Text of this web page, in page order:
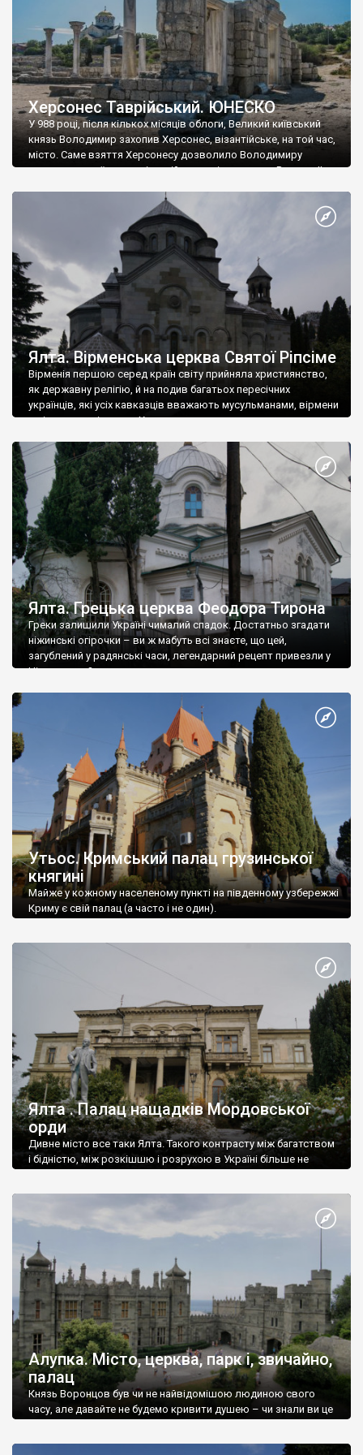
Херсонес Таврійський. ЮНЕСКО
У 988 році, після кількох місяців облоги, Великий київський
князь Володимир захопив Херсонес, візантійське, на той час,
місто. Саме взяття Херсонесу дозволило Володимиру
диктувати свої умови візантійському імператору Василю ІІ, та
Херсонесі Володимир-язичник, став Василем-християнином.
А потім було Хрещення Русі. На честь Херсонесу Таврійського
Ялта. Вірменська церква Святої Ріпсіме
Вірменія першою серед країн світу прийняла християнство,
як державну релігію, й на подив багатьох пересічних
українців, які усіх кавказців вважають мусульманами, вірмени
є відданими вірянами Христа
Ялта. Грецька церква Феодора Тирона
Греки залишили Україні чималий спадок. Достатньо згадати
ніжинські огірочки – ви ж мабуть всі знаєте, що цей,
загублений у радянські часи, легендарний рецепт привезли у
Ніжин греки?
Утьос. Кримський палац грузинської
княгині
Майже у кожному населеному пункті на південному узбережжі
Криму є свій палац (а часто і не один).
Ялта . Палац нащадків Мордовської
орди
Дивне місто все таки Ялта. Такого контрасту між багатством
і бідністю, між розкішшю і розрухою в Україні більше не
Алупка. Місто, церква, парк і, звичайно,
палац
Князь Воронцов був чи не найвідомішою людиною свого
часу, але давайте не будемо кривити душею – чи знали ви це